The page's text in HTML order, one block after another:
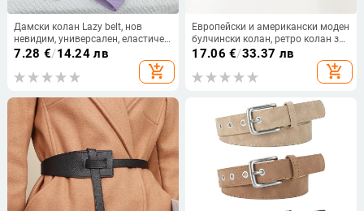
Дамски колан Lazy belt, нов
невидим, универсален, еластичен,
безшевен, brindog, студентски,
7.28 €/14.24 лв
add_shopping_cart
Европейски и американски моден
булчински колан, ретро колан за
сватбена рокля, ръчно
изработени диамантени бижута,
тънък колан с кристали
17.06 €/33.37 лв
add_shopping_cart